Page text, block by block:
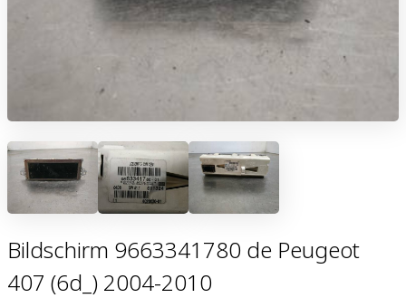
Bildschirm 9663341780 de Peugeot
407 (6d_) 2004-2010